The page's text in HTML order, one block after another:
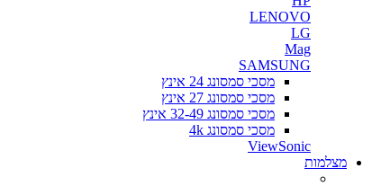
LENOVO
LG
Mag
SAMSUNG
מסכי סמסונג 24 אינץ
מסכי סמסונג 27 אינץ
מסכי סמסונג 32-49 אינץ
מסכי סמסונג 4k
ViewSonic
מצלמות